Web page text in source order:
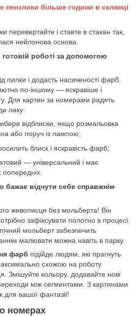
пензлики більше години в склянці
перевертайте і ставте в стакан так,
нейлонова основа.
роботі за допомогою
пилки і додасть насиченості фарб.
по-іншому — яскравіше і
Для картин за номерами радять
лаку:
відблиски, якщо розмальовка
або поруч із лампою;
блиск і яскравість фарб;
— універсальний і має
бажає відчути себе справжнім
живописця без мольберта! Він
зафіксувати полотно в процесі.
мольберт забезпечить
малювати можна навіть в парку.
фарб підійде людям, які прагнуть
схожою на роботу
Змішуйте кольору, додавайте нові
між сегментами. З картинами
вашої фантазії!
номерах